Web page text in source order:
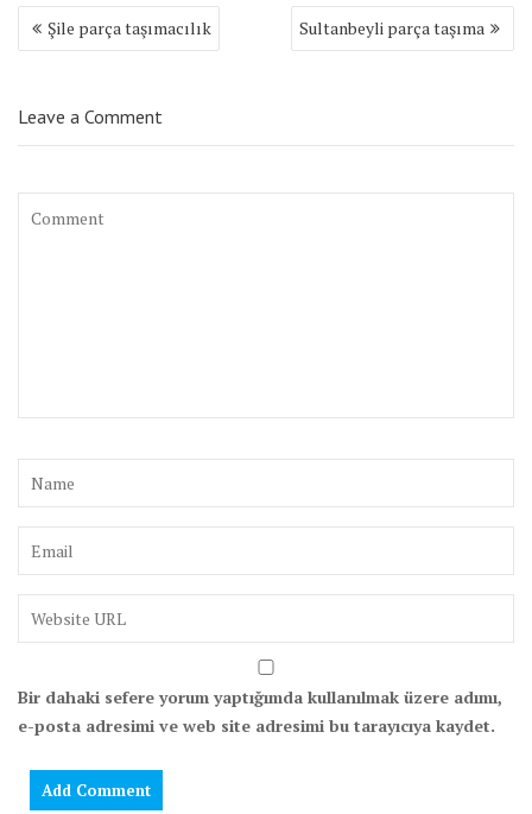
Yazı
dolaşımı
Şile parça taşımacılık Sultanbeyli parça taşıma
Leave a Comment
Bir dahaki sefere yorum yaptığımda kullanılmak üzere adımı,
e-posta adresimi ve web site adresimi bu tarayıcıya kaydet.